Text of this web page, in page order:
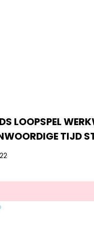
LOOPSPEL
TIJD